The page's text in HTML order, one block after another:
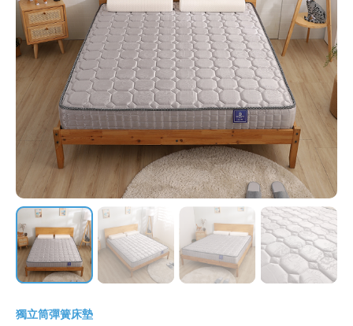
獨立筒彈簧床墊